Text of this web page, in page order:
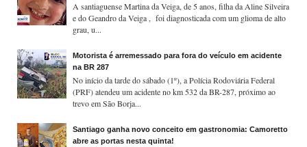
A santiaguense Martina da Veiga, de 5 anos, filha da Aline Silveira
e do Geandro da Veiga , foi diagnosticada com um glioma de alto
grau, u...
Motorista é arremessado para fora do veículo em acidente
na BR 287
No início da tarde do sábado (1º), a Polícia Rodoviária Federal
(PRF) atendeu um acidente no km 532 da BR-287, próximo ao
trevo em São Borja...
Santiago ganha novo conceito em gastronomia: Camoretto
abre as portas nesta quinta!